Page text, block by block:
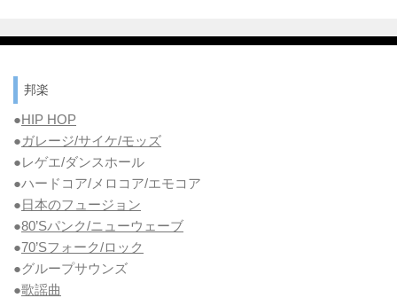
邦楽
●HIP HOP
●ガレージ/サイケ/モッズ
●レゲエ/ダンスホール
●ハードコア/メロコア/エモコア
●日本のフュージョン
●80’Sパンク/ニューウェーブ
●70’Sフォーク/ロック
●グループサウンズ
●歌謡曲